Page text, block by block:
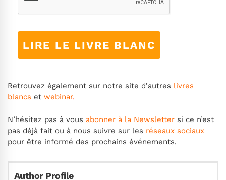
LIRE LE LIVRE BLANC
Retrouvez également sur notre site d’autres livres
blancs et webinar.
N’hésitez pas à vous abonner à la Newsletter si ce n’est
pas déjà fait ou à nous suivre sur les réseaux sociaux
pour être informé des prochains événements.
Author Profile